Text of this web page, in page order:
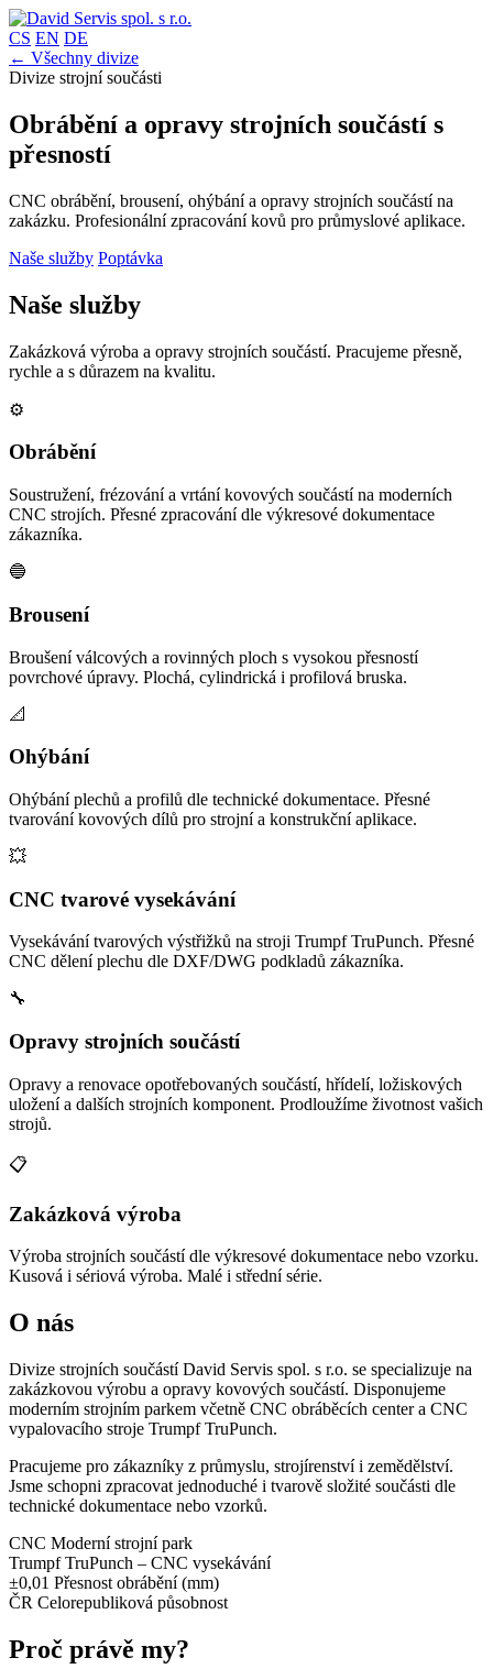
CS EN DE
← Všechny divize
Divize strojní součásti
Obrábění a opravy strojních součástí s
přesností
CNC obrábění, brousení, ohýbání a opravy strojních součástí na
zakázku. Profesionální zpracování kovů pro průmyslové aplikace.
Naše služby Poptávka
Naše služby
Zakázková výroba a opravy strojních součástí. Pracujeme přesně,
rychle a s důrazem na kvalitu.
⚙️
Obrábění
Soustružení, frézování a vrtání kovových součástí na moderních
CNC strojích. Přesné zpracování dle výkresové dokumentace
zákazníka.
🔵
Brousení
Broušení válcových a rovinných ploch s vysokou přesností
povrchové úpravy. Plochá, cylindrická i profilová bruska.
📐
Ohýbání
Ohýbání plechů a profilů dle technické dokumentace. Přesné
tvarování kovových dílů pro strojní a konstrukční aplikace.
💥
CNC tvarové vysekávání
Vysekávání tvarových výstřižků na stroji Trumpf TruPunch. Přesné
CNC dělení plechu dle DXF/DWG podkladů zákazníka.
🔧
Opravy strojních součástí
Opravy a renovace opotřebovaných součástí, hřídelí, ložiskových
uložení a dalších strojních komponent. Prodloužíme životnost vašich
strojů.
📋
Zakázková výroba
Výroba strojních součástí dle výkresové dokumentace nebo vzorku.
Kusová i sériová výroba. Malé i střední série.
O nás
Divize strojních součástí David Servis spol. s r.o. se specializuje na
zakázkovou výrobu a opravy kovových součástí. Disponujeme
moderním strojním parkem včetně CNC obráběcích center a CNC
vypalovacího stroje Trumpf TruPunch.
Pracujeme pro zákazníky z průmyslu, strojírenství i zemědělství.
Jsme schopni zpracovat jednoduché i tvarově složité součásti dle
technické dokumentace nebo vzorků.
CNC Moderní strojní park
Trumpf TruPunch – CNC vysekávání
±0,01 Přesnost obrábění (mm)
ČR Celorepubliková působnost
Proč právě my?